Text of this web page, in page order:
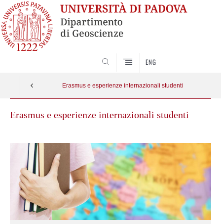
ENG
Erasmus e esperienze internazionali studenti
Erasmus e esperienze internazionali studenti